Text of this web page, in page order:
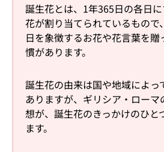
誕生花とは、1年365日の各日
花が割り当てられているもので
日を象徴するお花や花言葉を贈
慣があります。
誕生花の由来は国や地域によっ
ありますが、ギリシア・ローマ
想が、誕生花のきっかけのひと
ます。